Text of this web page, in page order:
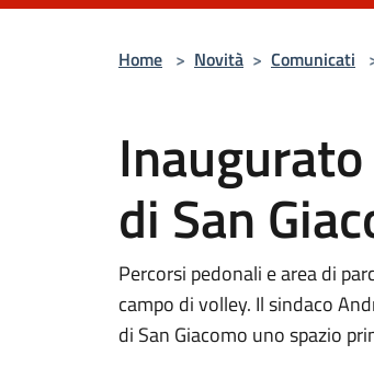
Home > Novità > Comunicati
di San
Percorsi pedonali e area di
campo di volley. Il sindaco
di San Giacomo uno spazio